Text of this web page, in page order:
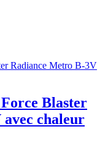
Blaster
chaleur